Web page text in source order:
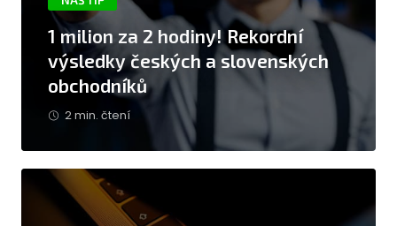
1 milion za 2 hodiny! Rekordní
výsledky českých a slovenských
obchodníků
2 min. čtení